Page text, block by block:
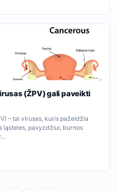
(ŽPV) gali paveikti
– tai virusas, kuris pažeidžia
ląsteles, pavyzdžiui, burnos